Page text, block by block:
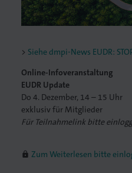
Siehe dmpi-News EUDR:
Online-Infoveranstaltung
EUDR Update
Do 4. Dezember, 14 – 15 Uhr
exklusiv für Mitglieder
Für Teilnahmelink bitte
lock Zum Weiterlesen bitte